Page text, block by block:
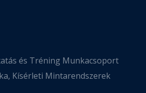
és Tréning Munkacsoport
Kísérleti Mintarendszerek